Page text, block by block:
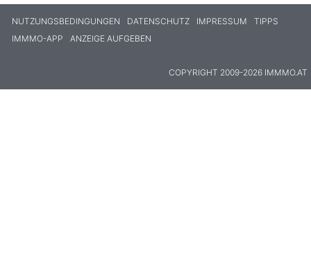
NUTZUNGSBEDINGUNGEN DATENSCHUTZ IMPRESSUM
TIPPS
IMMMO-APP
ANZEIGE AUFGEBEN
COPYRIGHT 2009-2026 IMMMO.AT